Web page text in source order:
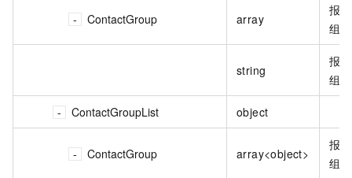
ContactGroup array
报
组
string
报
组。
ContactGroupList object
ContactGroup array<object>
报
组